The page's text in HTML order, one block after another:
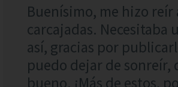
Buenísimo, me hizo reír
carcajadas. Necesitaba
así, gracias por
puedo dejar de sonreír,
bueno. ¡Más de estos,